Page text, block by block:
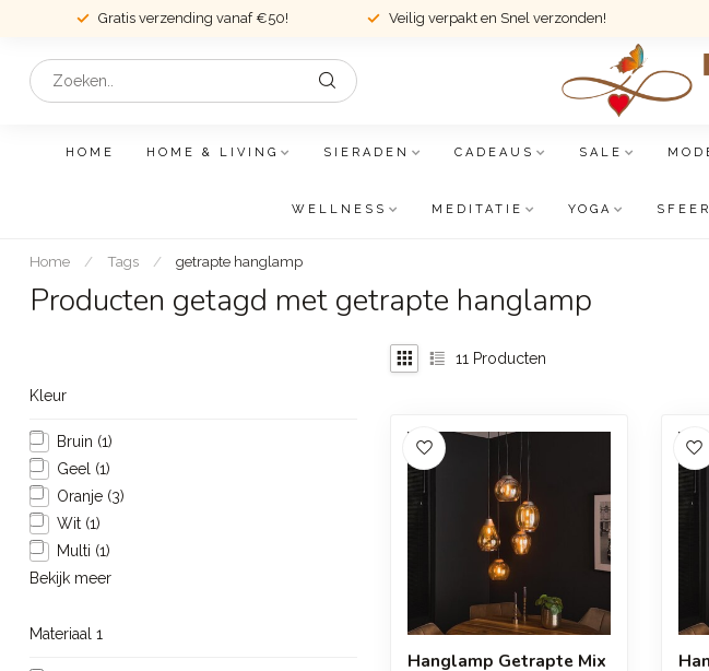
Gratis verzending vanaf €50! Veilig verpakt en Snel verzonden!
HOME HOME & LIVING SIERADEN CADEAUS SALE
WELLNESS MEDITATIE YOGA
Home / Tags / getrapte hanglamp
Producten getagd met getrapte hanglamp
Kleur
Bruin (1)
Geel (1)
Oranje (3)
Wit (1)
Multi (1)
Bekijk meer
Materiaal 1
11 Producten
Hanglamp Getrapte Mix